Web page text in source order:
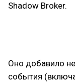
Shadow Broker.
Оно добавило
события